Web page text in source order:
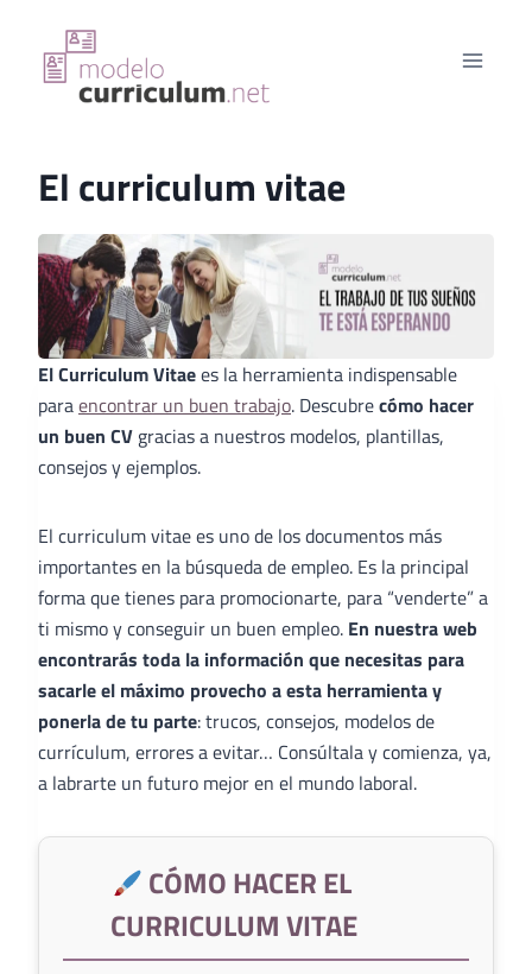
contenido
El curriculum vitae
El Curriculum Vitaees la herramienta indispensable
paraencontrar un buen trabajo. Descubrecómo hacer
un buen CV gracias a nuestros modelos, plantillas,
consejos y ejemplos.
El curriculum vitae es uno de los documentos más
importantes en la búsqueda de empleo. Es la principal
forma que tienes para promocionarte, para “venderte” a
ti mismo y conseguir un buen empleo. En nuestra web
encontrarás toda la información que necesitas para
sacarle el máximo provecho a esta herramienta y
ponerla de tu parte: trucos, consejos, modelos de
currículum, errores a evitar… Consúltala y comienza, ya,
a labrarte un futuro mejor en el mundo laboral.
CÓMO HACER EL
CURRICULUM VITAE